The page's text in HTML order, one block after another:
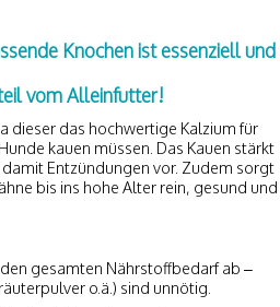
Knochen ist essenziell und
vom Alleinfutter!
dieser das hochwertige Kalzium für
kauen müssen. Das Kauen stärkt
Entzündungen vor. Zudem sorgt
bis ins hohe Alter rein, gesund und
gesamten Nährstoffbedarf ab –
o.ä.) sind unnötig.